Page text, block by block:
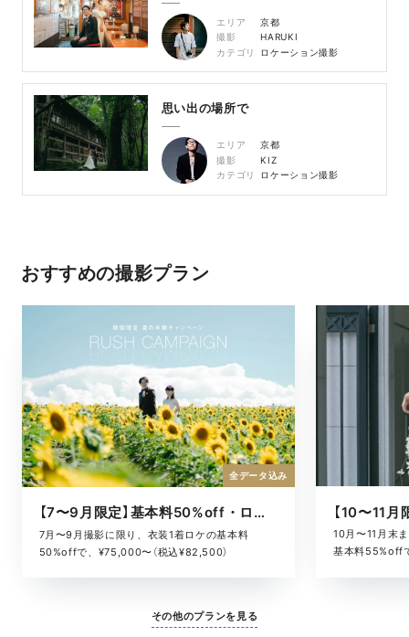
エリア
京都
撮影
HARUKI
カテゴリ
ロケーション撮影
思い出の場所で
エリア
京都
撮影
KIZ
カテゴリ
ロケーション撮影
おすすめの撮影プラン
【7〜9月限定】基本料50%off・ロケキャンペーン
7月〜9月撮影に限り、衣装1着ロケの基本料
50%offで、¥75,000〜（税込¥82,500）
全データ込み
10月〜11月末
基本料55%off
その他のプランを見る